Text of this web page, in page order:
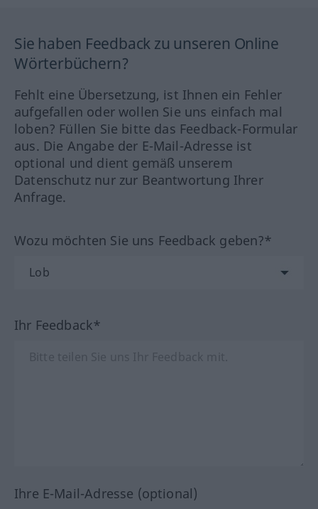
Sie haben Feedback zu unseren Online
Wörterbüchern?
Fehlt eine Übersetzung, ist Ihnen ein Fehler
aufgefallen oder wollen Sie uns einfach mal
loben? Füllen Sie bitte das Feedback-Formular
aus. Die Angabe der E-Mail-Adresse ist
optional und dient gemäß unserem
Datenschutz nur zur Beantwortung Ihrer
Anfrage.
Wozu möchten Sie uns Feedback geben?*
Ihr Feedback*
Ihre E-Mail-Adresse (optional)